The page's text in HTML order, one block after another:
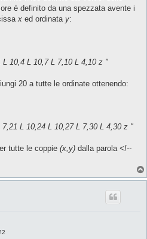
è definito da una spezzata avente i
x ed ordinata y:
10,4 L 10,7 L 7,10 L 4,10 z "
20 a tutte le ordinate ottenendo:
L 10,24 L 10,27 L 7,30 L 4,30 z "
tutte le coppie (x,y) dalla parola <!--